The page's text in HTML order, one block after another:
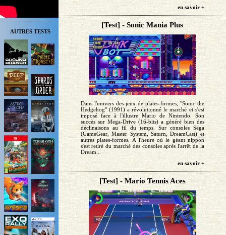
AUTRES TESTS
en savoir +
[Test] - Sonic Mania Plus
Dans l'univers des jeux de plates-formes, "Sonic the
Hedgehog" (1991) a révolutionné le marché et s'est
imposé face à l'illustre Mario de Nintendo. Son
succès sur Mega-Drive (16-bits) a généré bien des
déclinaisons au fil du temps. Sur consoles Sega
(GameGear, Master System, Saturn, DreamCast) et
autres plates-formes. À l'heure où le géant nippon
s'est retiré du marché des consoles après l'arrêt de la
Dream...
en savoir +
[Test] - Mario Tennis Aces